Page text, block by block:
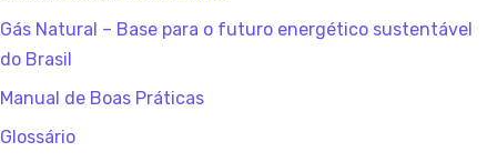
Gás Natural – Base para o futuro energético sustentável
do Brasil
Manual de Boas Práticas
Glossário